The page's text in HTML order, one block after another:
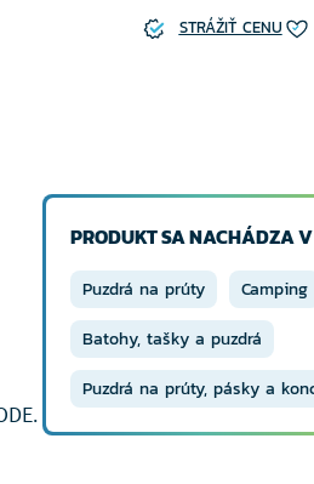
STRÁŽIŤ CENU
PRODUKT SA NACHÁDZA
Puzdrá na prúty
Camping
Batohy, tašky a puzdrá
Puzdrá na prúty, pásky a